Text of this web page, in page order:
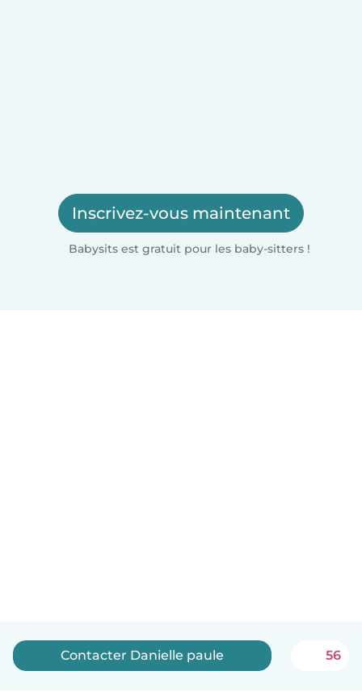
Inscrivez-vous maintenant
Babysits est gratuit pour les baby-sitters !
Contacter Danielle paule 56